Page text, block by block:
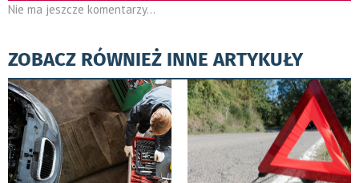
Nie ma jeszcze komentarzy...
ZOBACZ RÓWNIEŻ INNE ARTYKUŁY